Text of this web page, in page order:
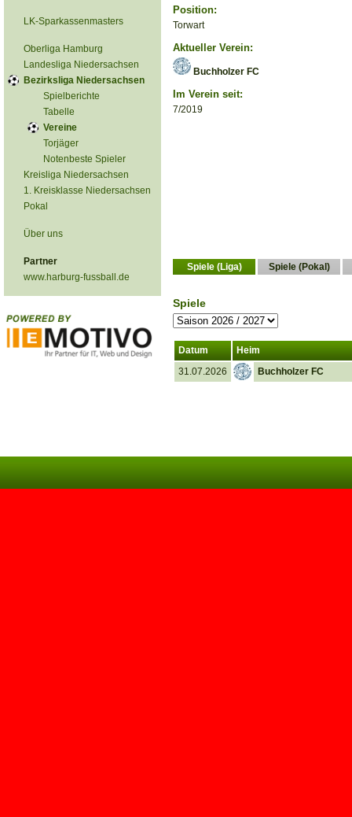
LK-Sparkassenmasters
Oberliga Hamburg
Landesliga Niedersachsen
Bezirksliga Niedersachsen
Spielberichte
Tabelle
Vereine
Torjäger
Notenbeste Spieler
Kreisliga Niedersachsen
1. Kreisklasse Niedersachsen
Pokal
Über uns
Partner
www.harburg-fussball.de
Position:
Torwart
Aktueller Verein:
Buchholzer FC
Im Verein seit:
7/2019
Spiele (Liga) Spiele (Pokal)
Spiele
Datum
Heim
31.07.2026
Buchholzer FC